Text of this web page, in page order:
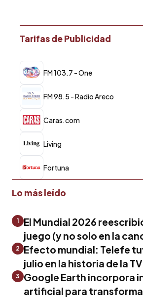
Tarifas de Publicidad
FM 103.7 - One
FM 98.5 - Radio Areco
Caras.com
Living
Fortuna
Lo más leído
1
El Mundial 2026
juego (y no solo en la
2
Efecto mundial: Telefe
julio en la historia de la TV
3
Google Earth incorpora
artificial para